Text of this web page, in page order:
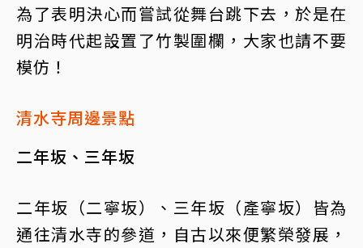
為了表明決心而嘗試從舞台跳下去，於是在
明治時代起設置了竹製圍欄，大家也請不要
模仿！
清水寺周邊景點
二年坂、三年坂
二年坂（二寧坂）、三年坂（產寧坂）皆為
通往清水寺的參道，自古以來便繁榮發展，